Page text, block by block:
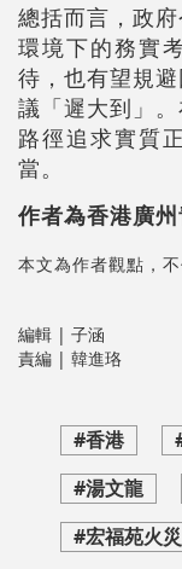
總括而言，政
環境下的務實
待，也有望規
議「遲大到」
路徑追求實質
當。
作者為香港廣
本文為作者觀點，
編輯 | 子涵
責編 | 韓進珞
#香港
#湯文龍
#宏福苑火災